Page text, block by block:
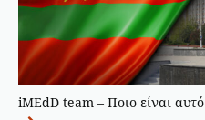
iMEdD team – Ποιο είναι